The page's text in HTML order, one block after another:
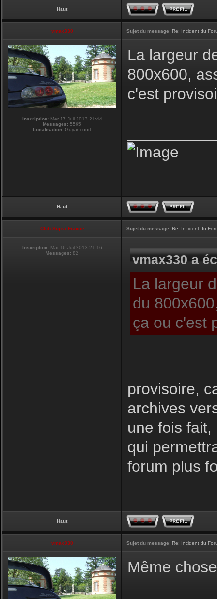
Haut
vmax330 Sujet du message: Re: Incident du
Inscription:Mer 17 Juil 2013 21:44
Messages: 5565
Localisation: Guyancourt
La largeur
800x600,
c'est
Haut
Club Supra France Sujet du message: Re: Incident du
Inscription: Mar 16 Juil 2013 21:16
Messages: 82 vmax330 a
La largeur
du
ça ou c'est
provisoire,
archives
une fois
qui
forum plus
Haut
vmax330 Sujet du message: Re: Incident du
Même